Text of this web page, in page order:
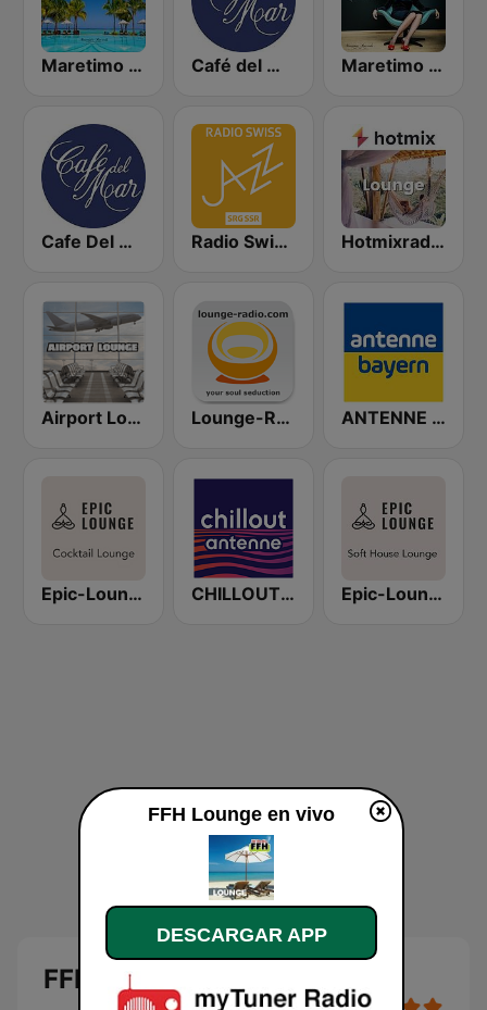
Maretimo Chill Radio Café del Mar Chill Maretimo Lounge Radio
Cafe Del Mar Radio Swiss Jazz Hotmixradio Lounge
Airport Lounge Radio Lounge-Radio.com ANTENNE BAYERN
Epic-Lounge - Cocktail Lounge CHILLOUT ANTENNE von ANTENNE BAYERN Epic-Lounge - Soft House Lounge
FFH Lounge
FFH Lounge en vivo
DESCARGAR APP